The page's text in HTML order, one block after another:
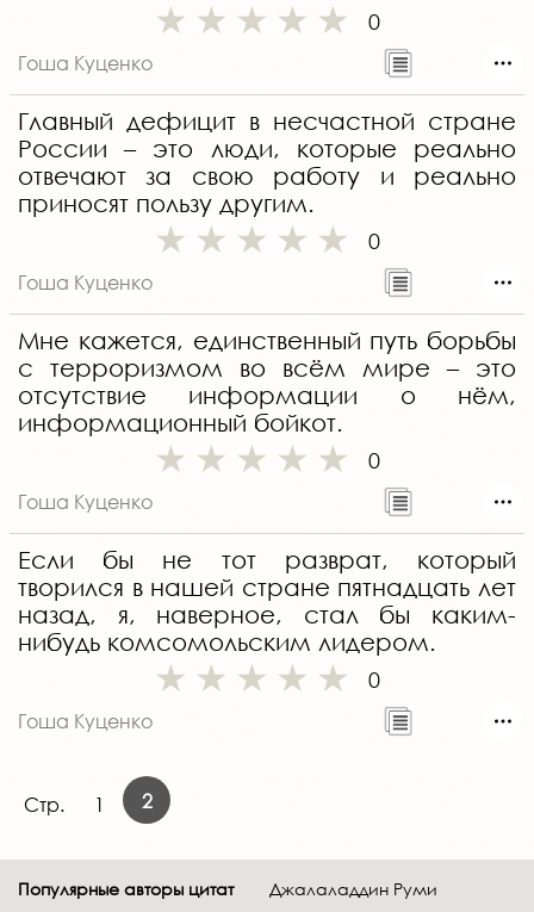
0
Гоша Куценко
Главный дефицит в несчастной стране
России – это люди, которые реально
отвечают за свою работу и реально
приносят пользу другим.
0
Гоша Куценко
Мне кажется, единственный путь борьбы
с терроризмом во всём мире – это
отсутствие информации о нём,
информационный бойкот.
0
Гоша Куценко
Если бы не тот разврат, который
творился в нашей стране пятнадцать лет
назад, я, наверное, стал бы каким-
нибудь комсомольским лидером.
0
Гоша Куценко
Стр. 1 2
Популярные авторы цитат Джалаладдин Руми